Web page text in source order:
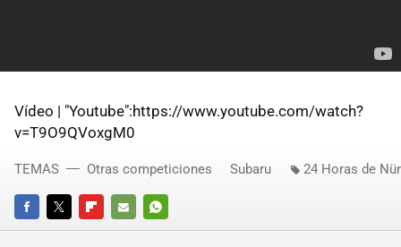
Vídeo | "Youtube":https://www.youtube.com/watch?
v=T9O9QVoxgM0
FACEBOOKTWITTERFLIPBOARD
E-
WHATSAPP
TEMAS Otras competiciones Subaru 24 Horas de